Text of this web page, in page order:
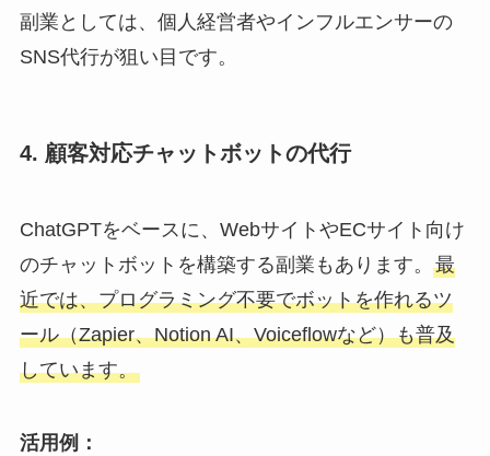
副業としては、個人経営者やインフルエンサーの
SNS代行が狙い目です。
4. 顧客対応チャットボットの代行
ChatGPTをベースに、WebサイトやECサイト向け
のチャットボットを構築する副業もあります。 最
近では、プログラミング不要でボットを作れるツ
ール（Zapier、Notion AI、Voiceflowなど）も普及
しています。
活用例：